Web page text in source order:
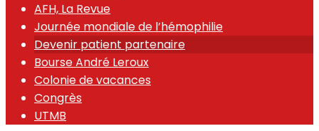
AFH, La Revue
Journée mondiale de l’hémophilie
Devenir patient partenaire
Bourse André Leroux
Colonie de vacances
Congrès
UTMB